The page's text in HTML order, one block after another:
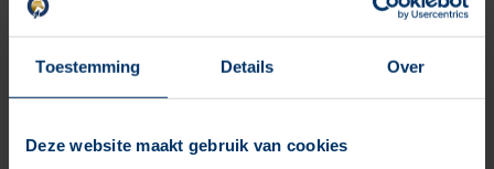
Toestemming Details Over
Deze website maakt gebruik van cookies
Kontrolle.